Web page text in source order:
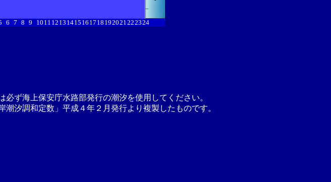
6 7 8 9 10 11 12 13 1415 16 17 18 192021222324
ず海上保安庁水路部発行の潮汐を使用してください。
汐調和定数」平成４年２月発行より複製したものです。